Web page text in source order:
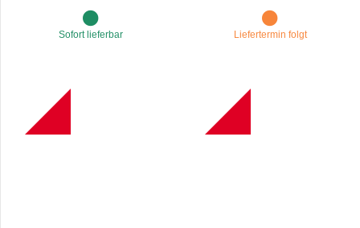
Sofort lieferbar Liefertermin folgt